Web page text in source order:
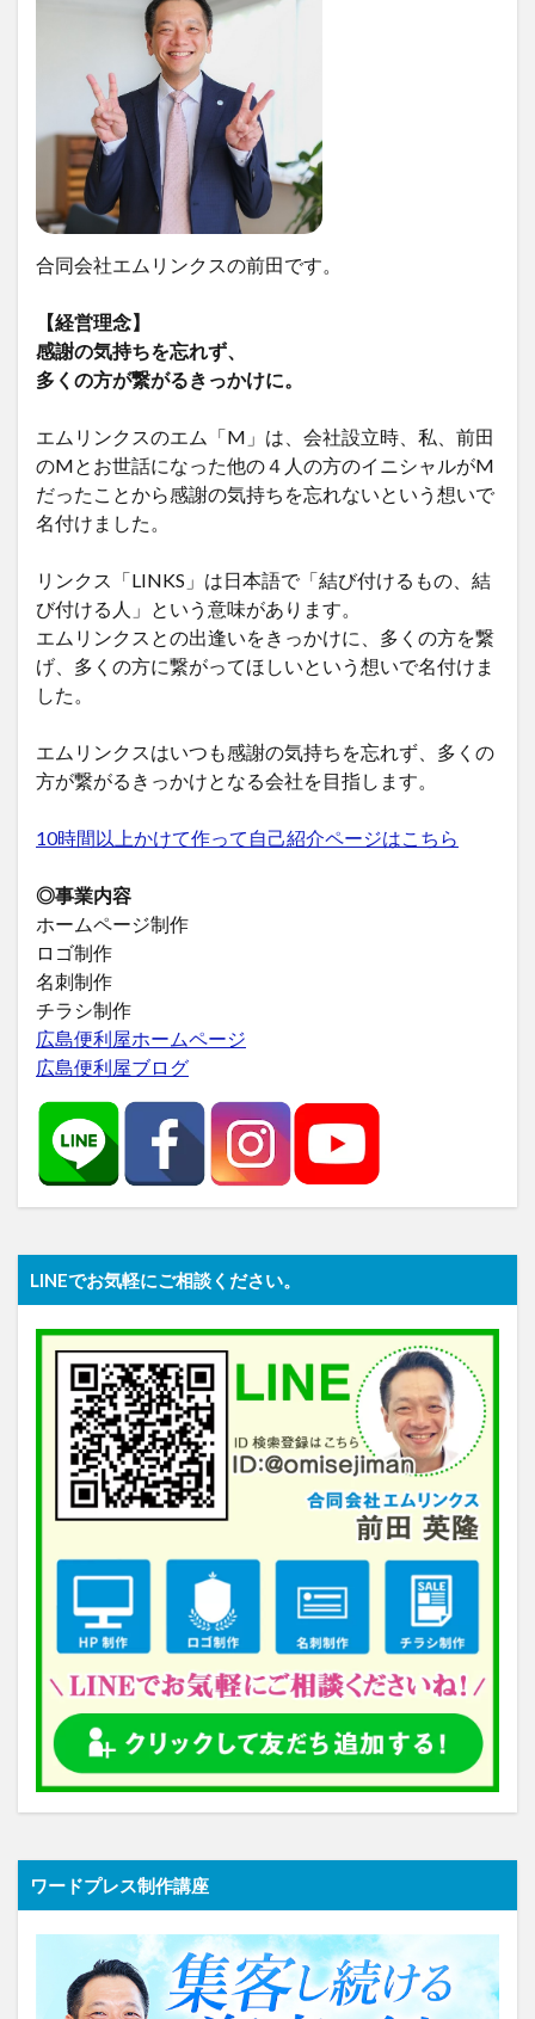
合同会社エムリンクスの前田です。
【経営理念】
感謝の気持ちを忘れず、
多くの方が繋がるきっかけに。
エムリンクスのエム「M」は、会社設立時、私、前田
のMとお世話になった他の４人の方のイニシャルがM
だったことから感謝の気持ちを忘れないという想いで
名付けました。
リンクス「LINKS」は日本語で「結び付けるもの、結
び付ける人」という意味があります。
エムリンクスとの出逢いをきっかけに、多くの方を繋
げ、多くの方に繋がってほしいという想いで名付けま
した。
エムリンクスはいつも感謝の気持ちを忘れず、多くの
方が繋がるきっかけとなる会社を目指します。
10時間以上かけて作って自己紹介ページはこちら
◎事業内容
ホームページ制作
ロゴ制作
名刺制作
チラシ制作
広島便利屋ホームページ
広島便利屋ブログ
LINEでお気軽にご相談ください。
ワードプレス制作講座